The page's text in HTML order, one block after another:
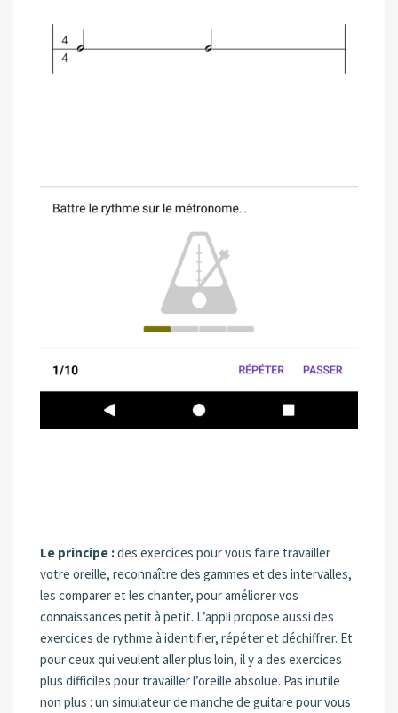
Le principe :des exercices pour vous faire travailler
votre oreille, reconnaître des gammes et des intervalles,
les comparer et les chanter, pour améliorer vos
connaissances petit à petit. L’appli propose aussi des
exercices de rythme à identifier, répéter et déchiffrer. Et
pour ceux qui veulent aller plus loin, il y a des exercices
plus difficiles pour travailler l’oreille absolue. Pas inutile
non plus : un simulateur de manche de guitare pour vous